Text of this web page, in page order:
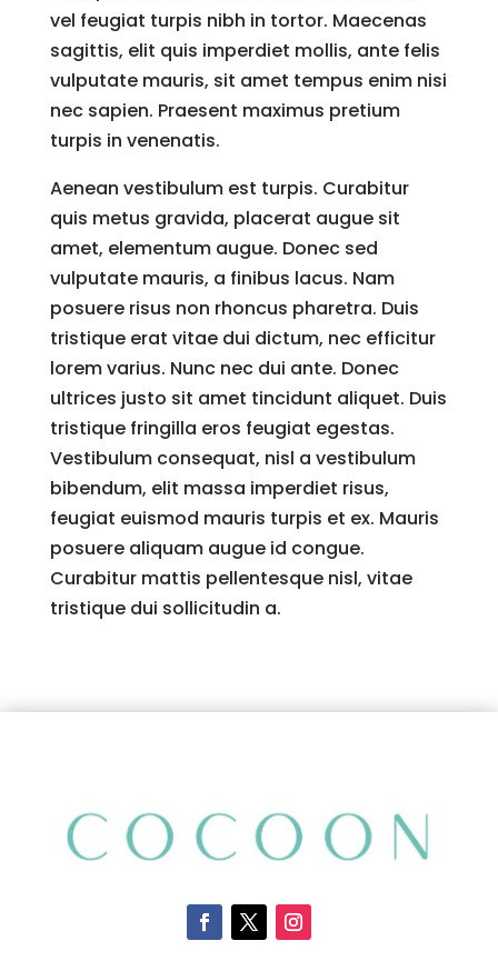
vel feugiat turpis nibh in tortor. Maecenas
sagittis, elit quis imperdiet mollis, ante felis
vulputate mauris, sit amet tempus enim nisi
nec sapien. Praesent maximus pretium
turpis in venenatis.
Aenean vestibulum est turpis. Curabitur
quis metus gravida, placerat augue sit
amet, elementum augue. Donec sed
vulputate mauris, a finibus lacus. Nam
posuere risus non rhoncus pharetra. Duis
tristique erat vitae dui dictum, nec efficitur
lorem varius. Nunc nec dui ante. Donec
ultrices justo sit amet tincidunt aliquet. Duis
tristique fringilla eros feugiat egestas.
Vestibulum consequat, nisl a vestibulum
bibendum, elit massa imperdiet risus,
feugiat euismod mauris turpis et ex. Mauris
posuere aliquam augue id congue.
Curabitur mattis pellentesque nisl, vitae
tristique dui sollicitudin a.